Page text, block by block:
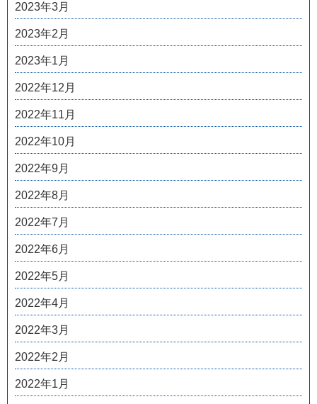
2023年3月
2023年2月
2023年1月
2022年12月
2022年11月
2022年10月
2022年9月
2022年8月
2022年7月
2022年6月
2022年5月
2022年4月
2022年3月
2022年2月
2022年1月